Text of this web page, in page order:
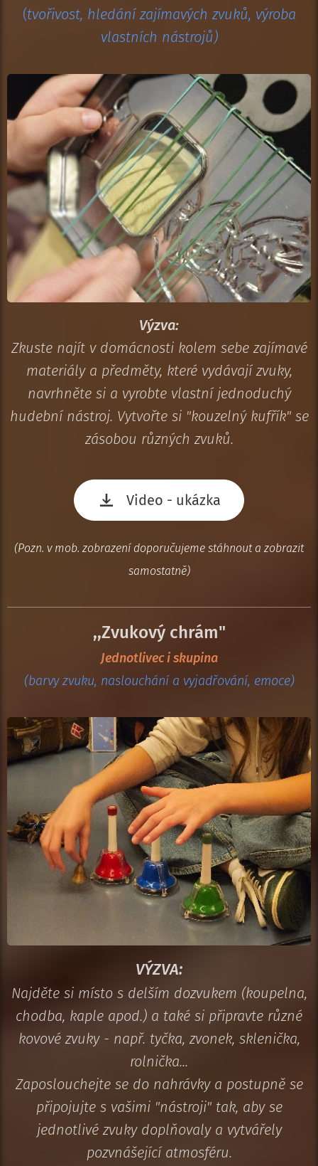
(tvořivost, hledání zajímavých zvuků, výroba
vlastních nástrojů)
Výzva:
Zkuste najít v domácnosti kolem sebe zajímavé
materiály a předměty, které vydávají zvuky,
navrhněte si a vyrobte vlastní jednoduchý
hudební nástroj. Vytvořte si "kouzelný kufřík" se
zásobou různých zvuků.
Video - ukázka
(Pozn. v mob. zobrazení doporučujeme stáhnout a zobrazit
samostatně)
,,Zvukový chrám"
Jednotlivec i skupina
(barvy zvuku, naslouchání a vyjadřování, emoce)
VÝZVA:
Najděte si místo s delším dozvukem (koupelna,
chodba, kaple apod.) a také si připravte různé
kovové zvuky - např. tyčka, zvonek, sklenička,
rolnička...
Zaposlouchejte se do nahrávky a postupně se
připojujte s vašimi "nástroji" tak, aby se
jednotlivé zvuky doplňovaly a vytvářely
pozvnášející atmosféru.